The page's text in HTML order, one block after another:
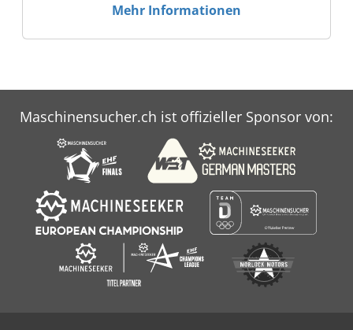
Mehr Informationen
Maschinensucher.ch ist offizieller Sponsor von: